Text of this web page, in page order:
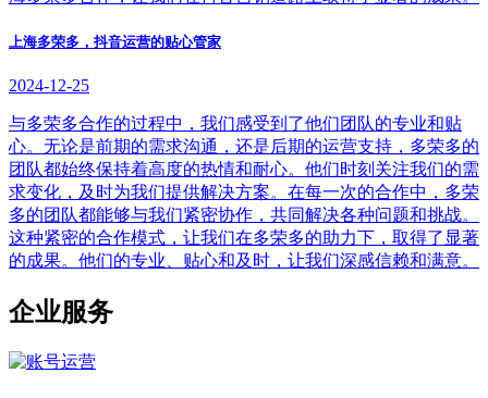
上海多荣多，抖音运营的贴心管家
2024-12-25
与多荣多合作的过程中，我们感受到了他们团队的专业和贴
心。无论是前期的需求沟通，还是后期的运营支持，多荣多的
团队都始终保持着高度的热情和耐心。他们时刻关注我们的需
求变化，及时为我们提供解决方案。在每一次的合作中，多荣
多的团队都能够与我们紧密协作，共同解决各种问题和挑战。
这种紧密的合作模式，让我们在多荣多的助力下，取得了显著
的成果。他们的专业、贴心和及时，让我们深感信赖和满意。
企业服务